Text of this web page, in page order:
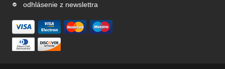
odhlásenie z newslettra